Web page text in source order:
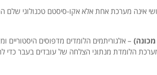
אינה מערכת אחת אלא אקו-סיסטם טכנולוגי שלם
– אלגוריתמים הלומדים מדפוסים היסטוריים
הלומדת מנתוני הצלחה של עובדים בעבר כדי